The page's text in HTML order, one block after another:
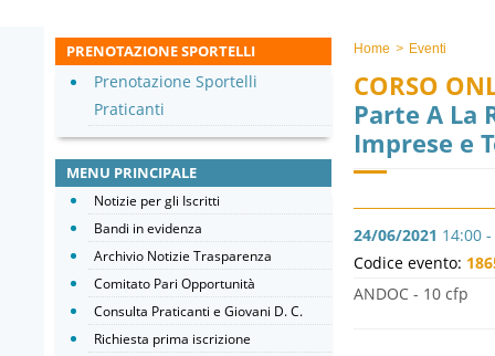
Home > Eventi
CORSO
Parte A La
Imprese e
24/06/2021 14:00
Codice evento:
ANDOC - 10 cfp
PRENOTAZIONE SPORTELLI
Prenotazione Sportelli
Praticanti
MENU PRINCIPALE
Notizie per gli Iscritti
Bandi in evidenza
Archivio Notizie Trasparenza
Comitato Pari Opportunità
Consulta Praticanti e Giovani D. C.
Richiesta prima iscrizione